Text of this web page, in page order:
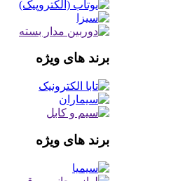
برند های ویژه
برند های ویژه